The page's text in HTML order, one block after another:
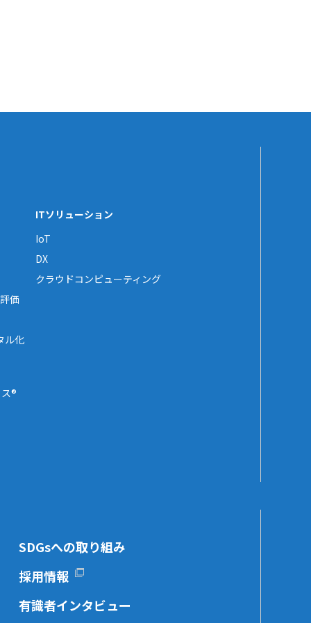
価
ル化
®
ITソリューション
IoT
DX
クラウドコンピューティング
SDGsへの取り組み
採用情報
有識者インタビュー